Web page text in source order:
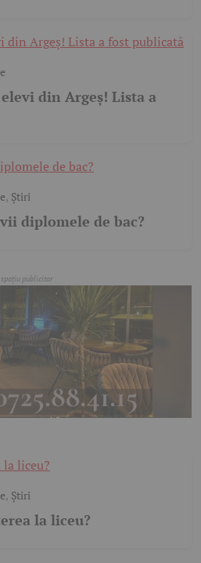
din Argeș! Lista a
, Știri
diplomele de bac?
, Știri
la liceu?